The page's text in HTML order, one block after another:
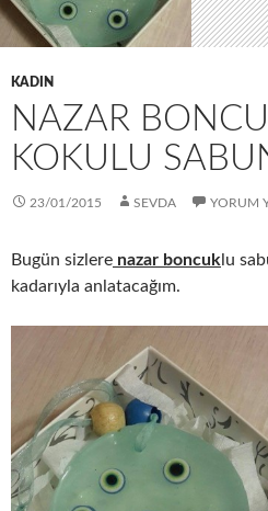
KADIN
NAZAR
KOKULU
23/01/2015 SEVDA YORUM
Bugün sizlere nazar boncuk lu
kadarıyla anlatacağım.